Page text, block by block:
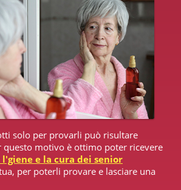
solo per provarli può risultare
questo motivo è ottimo poter ricevere
e la cura dei senior
per poterli provare e lasciare una